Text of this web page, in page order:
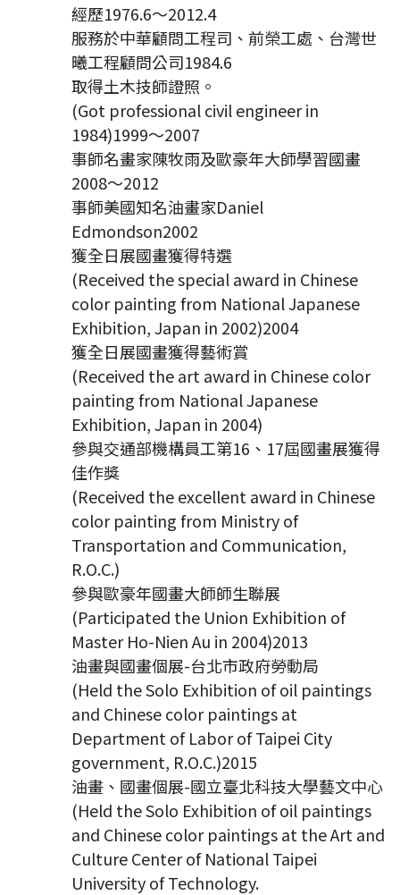
經歷1976.6～2012.4
服務於中華顧問工程司、前榮工處、台灣世
曦工程顧問公司1984.6
取得土木技師證照。
(Got professional civil engineer in
1984)1999～2007
事師名畫家陳牧雨及歐豪年大師學習國畫
2008～2012
事師美國知名油畫家Daniel
Edmondson2002
獲全日展國畫獲得特選
(Received the special award in Chinese
color painting from National Japanese
Exhibition, Japan in 2002)2004
獲全日展國畫獲得藝術賞
(Received the art award in Chinese color
painting from National Japanese
Exhibition, Japan in 2004)
參與交通部機構員工第16、17屆國畫展獲得
佳作獎
(Received the excellent award in Chinese
color painting from Ministry of
Transportation and Communication,
R.O.C.)
參與歐豪年國畫大師師生聯展
(Participated the Union Exhibition of
Master Ho-Nien Au in 2004)2013
油畫與國畫個展-台北市政府勞動局
(Held the Solo Exhibition of oil paintings
and Chinese color paintings at
Department of Labor of Taipei City
government, R.O.C.)2015
油畫、國畫個展-國立臺北科技大學藝文中心
(Held the Solo Exhibition of oil paintings
and Chinese color paintings at the Art and
Culture Center of National Taipei
University of Technology.